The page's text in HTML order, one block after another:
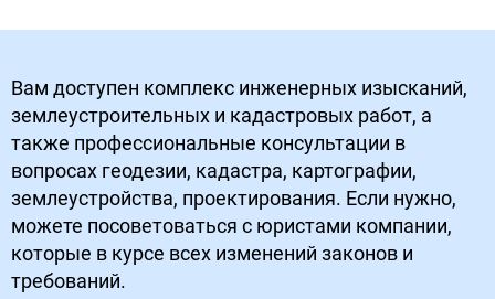
Вам доступен комплекс инженерных изысканий,
землеустроительных и кадастровых работ, а
также профессиональные консультации в
вопросах геодезии, кадастра, картографии,
землеустройства, проектирования. Если нужно,
можете посоветоваться с юристами компании,
которые в курсе всех изменений законов и
требований.